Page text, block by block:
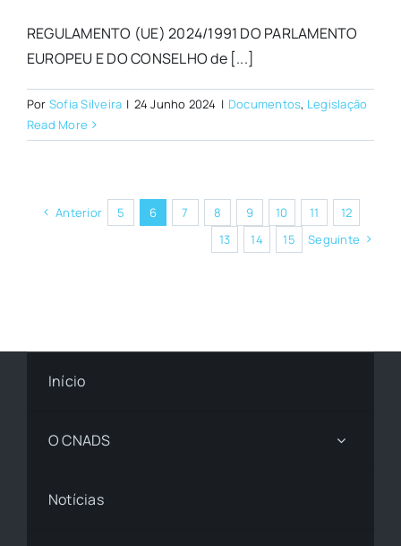
REGULAMENTO (UE) 2024/1991 DO PARLAMENTO
EUROPEU E DO CONSELHO de [...]
Por Sofia Silveira | 24 Junho 2024 | Documentos, Legislação
Read More
Anterior 5 6 7 8 9 10 11
12
13
14 15 Seguinte
Início
O CNADS
Notícias